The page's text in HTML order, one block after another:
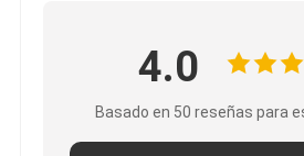
4.0
Basado en 50 reseñas para